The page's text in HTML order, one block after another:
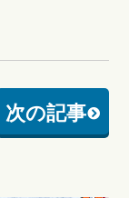
次の記事